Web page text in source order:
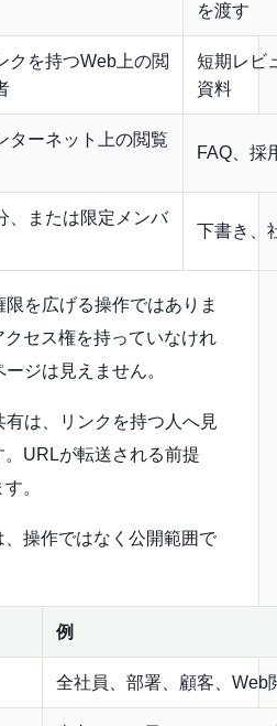
を渡す
クを持つWeb上の閲
短期レビ
資料
ターネット上の閲覧
FAQ、採
、または限定メンバ
下書き、
を広げる操作ではありま
セス権を持っていなけれ
ジは見えません。
は、リンクを持つ人へ見
URLが転送される前提
。
、操作ではなく公開範囲で
例
全社員、部署、顧客、Web